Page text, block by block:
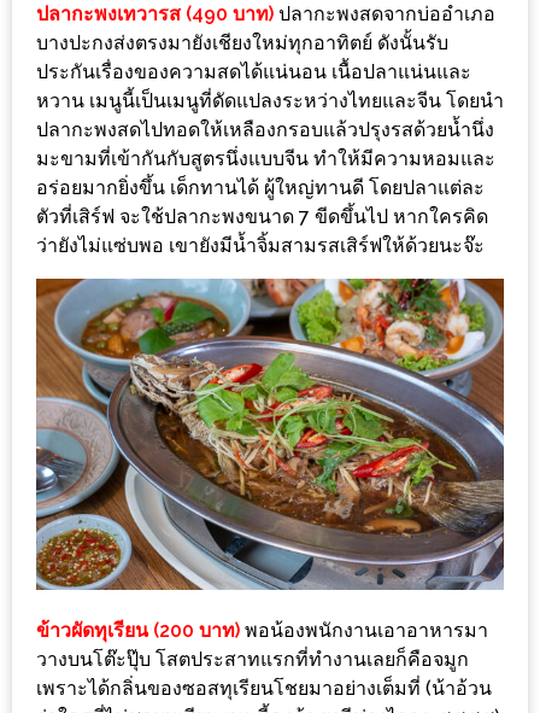
ทาน
เอง?
SHOP
TOP
10
รีวิว
ร้าน
อาหาร
ที่
เข้า
ชม
มาก
ที่สุด
ประจำ
ปี
2557
กิจกรรม
ชิง
รางวัล
ปลากะพงเทวารส (490 บาท) ปลากะพงสดจากบ่ออำเภอ
บางปะกงส่งตรงมายังเชียงใหม่ทุกอาทิตย์ ดังนั้นรับ
ประกันเรื่องของความสดได้แน่นอน เนื้อปลาแน่นและ
หวาน เมนูนี้เป็นเมนูที่ดัดแปลงระหว่างไทยและจีน โดยนำ
ปลากะพงสดไปทอดให้เหลืองกรอบแล้วปรุงรสด้วยน้ำนึ่ง
มะขามที่เข้ากันกับสูตรนึ่งแบบจีน ทำให้มีความหอมและ
อร่อยมากยิ่งขึ้น เด็กทานได้ ผู้ใหญ่ทานดี โดยปลาแต่ละ
ตัวที่เสิร์ฟ จะใช้ปลากะพงขนาด 7 ขีดขึ้นไป หากใครคิด
ว่ายังไม่แซ่บพอ เขายังมีน้ำจิ้มสามรสเสิร์ฟให้ด้วยนะจ๊ะ
ข้าวผัดทุเรียน (200 บาท) พอน้องพนักงานเอาอาหารมา
วางบนโต๊ะปุ๊บ โสตประสาทแรกที่ทำงานเลยก็คือจมูก
เพราะได้กลิ่นของซอสทุเรียนโชยมาอย่างเต็มที่ (น้าอ้วน